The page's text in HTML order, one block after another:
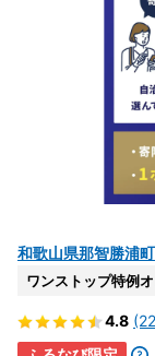
和歌山県那智勝浦町
ワンストップ特例
4.8